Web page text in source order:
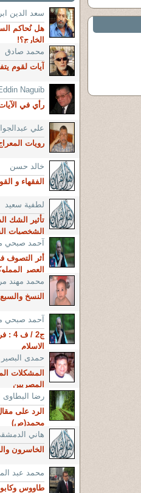
سعد الدين
هل نُحاكم
الخارج؟!
محمد صادق
آيات لقوم
Naguib
رأي في
علي
رويات
خالد حسن
الفقهاء و
لطفية سعيد
تأثير الشك
الشخصيات
آحمد صبحي
أثر التصوف
العصر
محمد مهند
النسخ
آحمد صبحي
ج2
الاسلام
حمدى البصير
المشكلات
المصريين
رضا البطاوى
الرد على
محمد(ص)
هاني
الخاسرون
محمد عبد
طاووس